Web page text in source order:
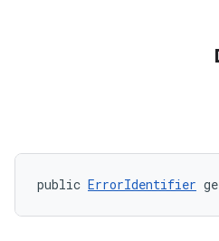
public ErrorIdentifier